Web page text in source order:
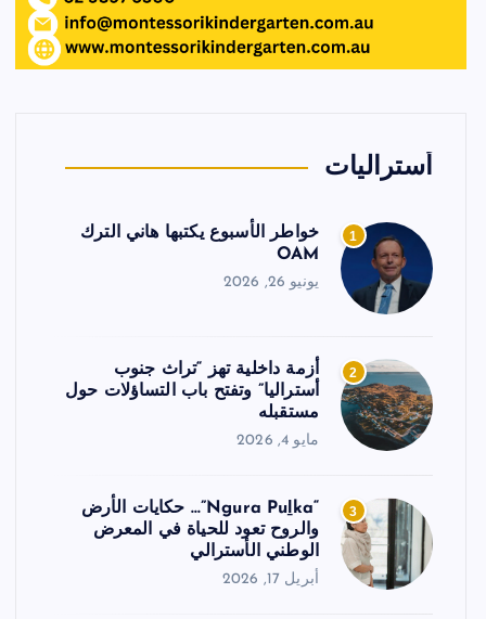
أستراليات
1
خواطر الأسبوع يكتبها هاني الترك
OAM
يونيو 26, 2026
2
أزمة داخلية تهز “تراث جنوب
أستراليا” وتفتح باب التساؤلات حول
مستقبله
مايو 4, 2026
3
“Ngura Puḻka”… حكايات الأرض
والروح تعود للحياة في المعرض
الوطني الأسترالي
أبريل 17, 2026